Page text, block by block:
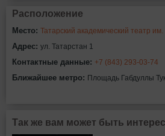
Расположение
Место: Татарский академический театр
Адрес: ул. Татарстан 1
Контактные данные: +7 (843) 293-03-74
Ближайшее метро: Площадь Габдуллы
Так же вам может быть